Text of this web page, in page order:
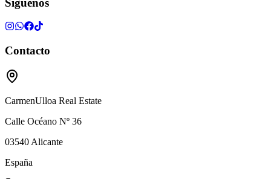
Síguenos
Contacto
CarmenUlloa Real Estate
Calle Océano Nº 36
03540 Alicante
España